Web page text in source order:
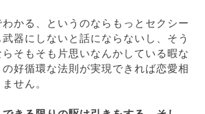
かる、というのならもっとセクシー
器にしないと話にならないし、そう
そもそも片思いなんかしている暇な
好循環な法則が実現できれば恋愛相
せん。